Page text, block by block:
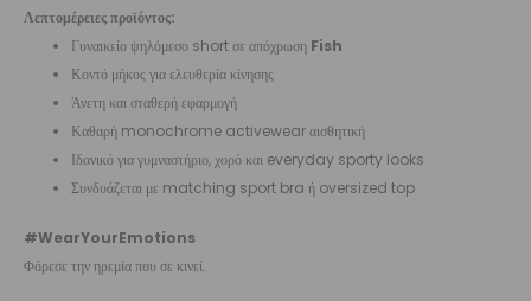
Λεπτομέρειες προϊόντος:
Γυναικείο ψηλόμεσο short σε απόχρωση Fish
Κοντό μήκος για ελευθερία κίνησης
Άνετη και σταθερή εφαρμογή
Καθαρή monochrome activewear αισθητική
Ιδανικό για γυμναστήριο, χορό και everyday sporty looks
Συνδυάζεται με matching sport bra ή oversized top
#WearYourEmotions
Φόρεσε την ηρεμία που σε κινεί.